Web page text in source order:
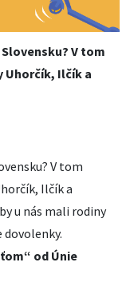
V tom
Uhorčík, Ilčík a
V tom
Ilčík a
u nás mali rodiny
od Únie